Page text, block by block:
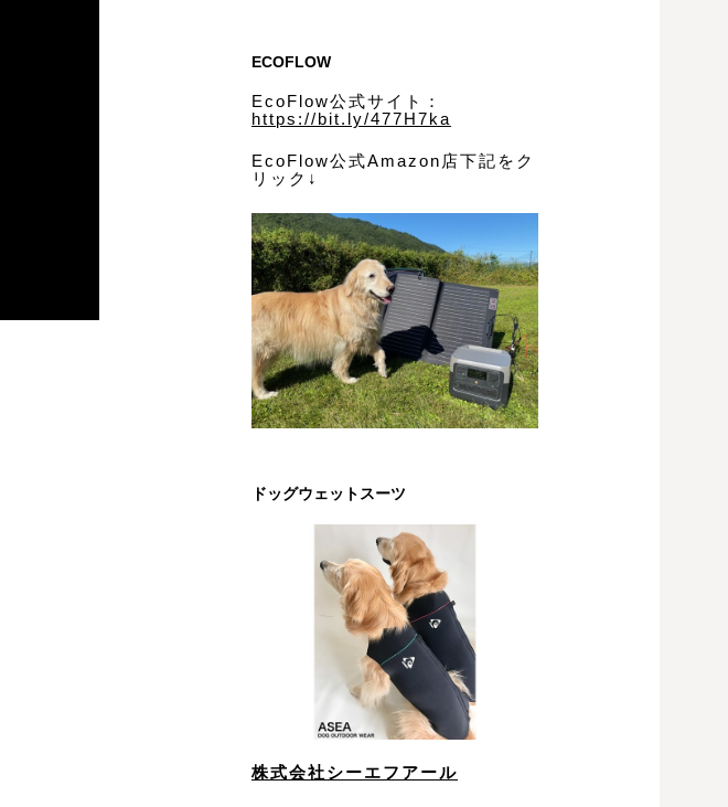
ECOFLOW
EcoFlow公式サイト：
https://bit.ly/477H7ka
EcoFlow公式Amazon店下記をク
リック↓
ドッグウェットスーツ
株式会社シーエフアール